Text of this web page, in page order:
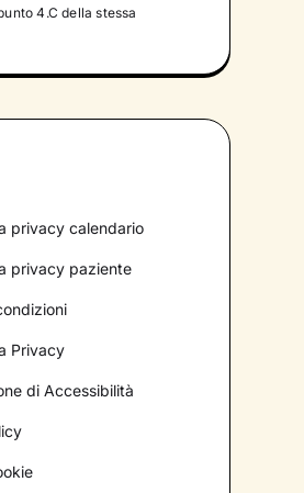
4.C della stessa
privacy calendario
privacy paziente
Privacy
di Accessibilità